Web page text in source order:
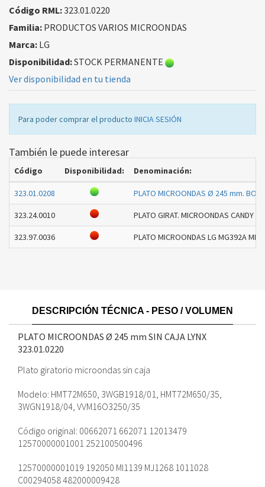
Código RML:323.01.0220
Familia: PRODUCTOS VARIOS MICROONDAS
Marca: LG
Disponibilidad:STOCK PERMANENTE
Ver disponibilidad en tu tienda
Para poder comprar el producto INICIA SESIÓN
También le puede interesar
Código Disponibilidad: Denominación:
323.01.0208 PLATO MICROONDAS Ø 245 mm.
323.24.0010 PLATO GIRAT. MICROONDAS CANDY
323.97.0036 PLATO MICROONDAS LG MG392A ME -
DESCRIPCIÓN TÉCNICA - PESO / VOLUMEN
PLATO MICROONDAS Ø 245 mm SIN CAJA LYNX
323.01.0220
Plato giratorio microondas sin caja
Modelo: HMT72M650, 3WGB1918/01, HMT72M650/35,
3WGN1918/04, VVM16O3250/35
Código original: 00662071 662071 12013479
12570000001001 252100500496
12570000001019 192050 MI1139 MJ1268 1011028
C00294058 482000009428